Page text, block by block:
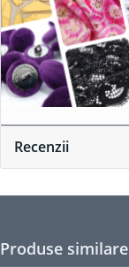
Recenzii
Produse similare